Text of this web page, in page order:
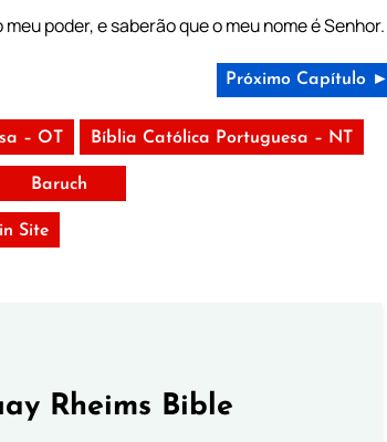
poder, e saberão que o meu nome é Senhor.
Próximo Capítulo ►
– OT Bíblia Católica Portuguesa – NT
Baruch
Site
Rheims Bible